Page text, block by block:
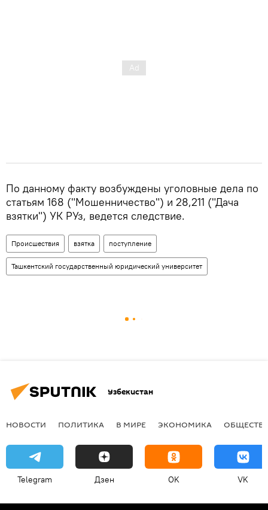
По данному факту возбуждены уголовные дела по
статьям 168 ("Мошенничество") и 28,211 ("Дача
взятки") УК РУз, ведется следствие.
Происшествия взятка поступление
Ташкентский государственный юридический университет
Узбекистан
НОВОСТИ ПОЛИТИКА В МИРЕ ЭКОНОМИКА
Telegram Дзен OK VK